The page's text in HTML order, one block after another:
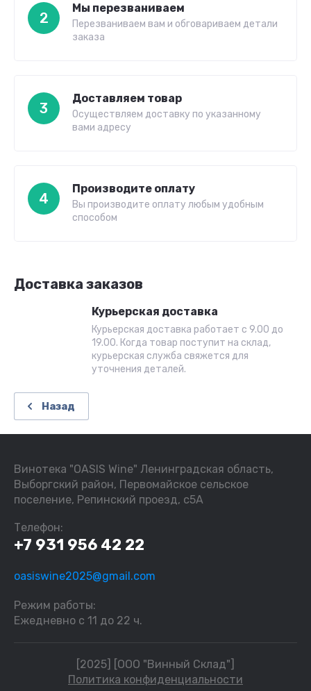
2
Мы перезваниваем
Перезваниваем вам и обговариваем детали
заказа
3
Доставляем товар
Осуществляем доставку по указанному
вами адресу
4
Производите оплату
Вы производите оплату любым удобным
способом
Доставка заказов
Курьерская доставка
Курьерская доставка работает с 9.00 до
19.00. Когда товар поступит на склад,
курьерская служба свяжется для
уточнения деталей.
Назад
Винотека "OASIS Wine" Ленинградская область,
Выборгский район, Первомайское сельское
поселение, Репинский проезд, с5А
Телефон:
+7 931 956 42 22
oasiswine2025@gmail.com
Режим работы:
Ежедневно с 11 до 22 ч.
[2025] [ООО "Винный Склад"]
Политика конфиденциальности